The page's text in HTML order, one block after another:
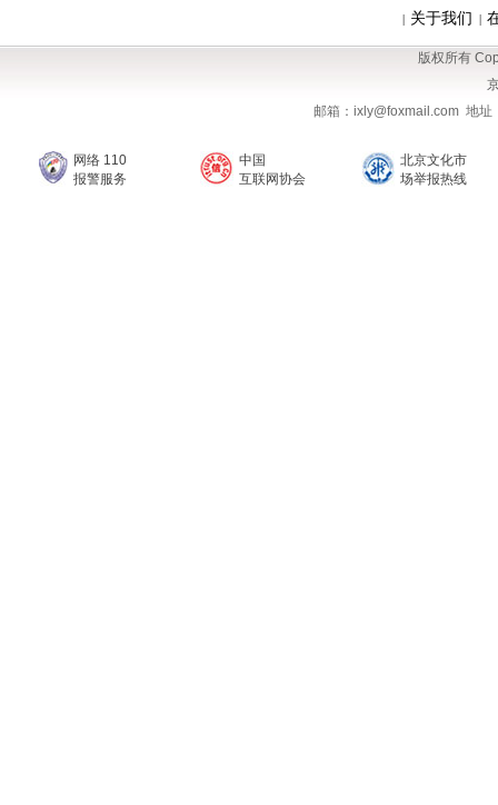
| 关于我们 |
版权所有
邮箱：ixly@foxmail.com 地
网络 110
报警服务
中国
互联网协会
北京文化市
场举报热线